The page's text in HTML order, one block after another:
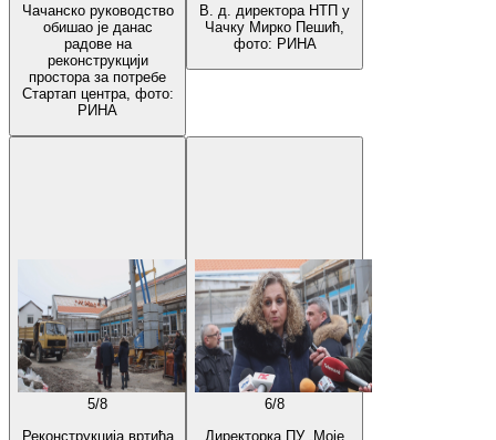
Чачанско руководство
обишао је данас
радове на
реконструкцији
простора за потребе
Стартап центра, фото:
РИНА
В. д. директора НТП у
Чачку Мирко Пешић,
фото: РИНА
5/8
Реконструкција вртића
6/8
Директорка ПУ „Моје